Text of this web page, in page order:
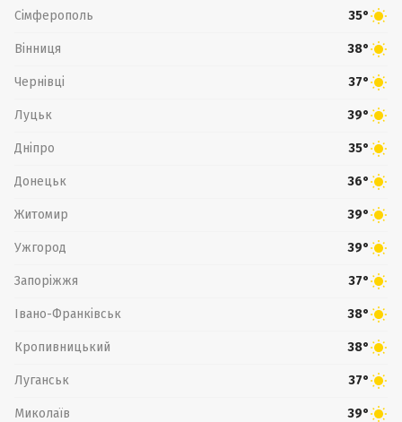
Сімферополь 35°
Вінниця 38°
Чернівці 37°
Луцьк 39°
Дніпро 35°
Донецьк 36°
Житомир 39°
Ужгород 39°
Запоріжжя 37°
Івано-Франківськ 38°
Кропивницький 38°
Луганськ 37°
Миколаїв 39°